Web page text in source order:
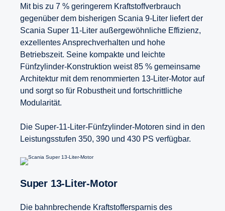
Mit bis zu 7 % geringerem Kraftstoffverbrauch
gegenüber dem bisherigen Scania 9-Liter liefert der
Scania Super 11-Liter außergewöhnliche Effizienz,
exzellentes Ansprechverhalten und hohe
Betriebszeit. Seine kompakte und leichte
Fünfzylinder-Konstruktion weist 85 % gemeinsame
Architektur mit dem renommierten 13-Liter-Motor auf
und sorgt so für Robustheit und fortschrittliche
Modularität.
Die Super-11-Liter-Fünfzylinder-Motoren sind in den
Leistungsstufen 350, 390 und 430 PS verfügbar.
Super 13-​Liter-Motor
Die bahnbrechende Kraftstoffersparnis des